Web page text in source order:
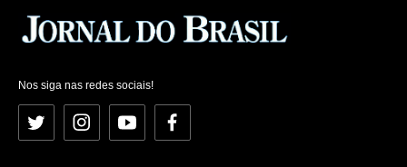
Nos siga nas redes sociais!
Twitter InstagramYouTubeFacebook